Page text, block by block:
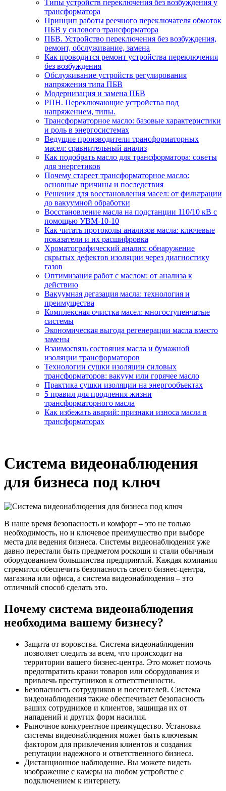
Типы устройств переключения без возбуждения у
трансформатора
Принцип работы реечного переключателя обмоток
ПБВ у силового трансформатора
ПБВ. Устройство переключения без возбуждения,
ремонт, обслуживание, замена
Как проводится ремонт устройства переключения
без возбуждения
Обслуживание устройств регулирования
напряжения типа ПБВ
Модернизация и замена ПБВ
РПН. Переключающие устройства под
напряжением, типы.
Трансформаторное масло: базовые характеристики
и роль в энергосистемах
Ведущие производители трансформаторных
масел: сравнительный анализ
Как подобрать масло для трансформатора: советы
для энергетиков
Почему стареет трансформаторное масло:
основные причины и последствия
Решения для восстановления масел: от фильтрации
до вакуумной обработки
Восстановление масла на подстанции 110/10 кВ с
помощью УВМ-10-10
Как читать протоколы анализов масла: ключевые
показатели и их расшифровка
Хроматографический анализ: обнаружение
скрытых дефектов изоляции через диагностику
газов
Оптимизация работ с маслом: от анализа к
действию
Вакуумная дегазация масла: технология и
преимущества
Комплексная очистка масел: многоступенчатые
системы
Экономическая выгода регенерации масла вместо
замены
Взаимосвязь состояния масла и бумажной
изоляции трансформаторов
Технологии сушки изоляции силовых
трансформаторов: вакуум или горячее масло
Практика сушки изоляции на энергообъектах
5 правил для продления жизни
трансформаторного масла
Как избежать аварий: признаки износа масла в
трансформаторах
Система видеонаблюдения
для бизнеса под ключ
В наше время безопасность и комфорт – это не только
необходимость, но и ключевое преимущество при выборе
места для ведения бизнеса. Системы видеонаблюдения уже
давно перестали быть предметом роскоши и стали обычным
оборудованием большинства предприятий. Каждая компания
стремится обеспечить безопасность своего бизнес-центра,
магазина или офиса, а система видеонаблюдения – это
отличный способ сделать это.
Почему система видеонаблюдения
необходима вашему бизнесу?
Защита от воровства. Система видеонаблюдения
позволяет следить за всем, что происходит на
территории вашего бизнес-центра. Это может помочь
предотвратить кражи товаров или оборудования и
привлечь преступников к ответственности.
Безопасность сотрудников и посетителей. Система
видеонаблюдения также обеспечивает безопасность
ваших сотрудников и клиентов, защищая их от
нападений и других форм насилия.
Рыночное конкурентное преимущество. Установка
системы видеонаблюдения может быть ключевым
фактором для привлечения клиентов и создания
репутации надежного и ответственного бизнеса.
Дистанционное наблюдение. Вы можете видеть
изображение с камеры на любом устройстве с
подключением к интернету.